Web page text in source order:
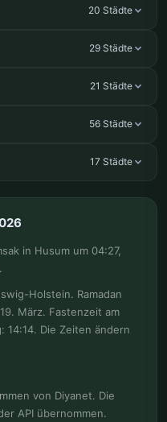
20 Städte
29 Städte
21 Städte
56 Städte
17 Städte
in Husum um 04:27,
Holstein. Ramadan
März. Fastenzeit am
14:14. Die Zeiten ändern
von Diyanet. Die
API übernommen.